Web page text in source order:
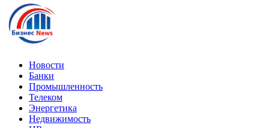
Новости
Банки
Промышленность
Телеком
Энергетика
Недвижимость